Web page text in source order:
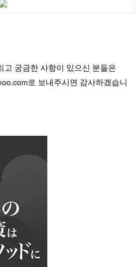
고 궁금한 사항이 있으신 분들은
로 보내주시면 감사하겠습니